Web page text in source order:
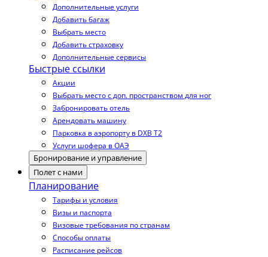
Дополнительные услуги
Добавить багаж
Выбрать место
Добавить страховку
Дополнительные сервисы
Быстрые ссылки
Акции
Выбрать место с доп. пространством для ног
Забронировать отель
Арендовать машину
Парковка в аэропорту в DXB T2
Услуги шофера в ОАЭ
Бронирование и управление
Полет с нами
Планирование
Тарифы и условия
Визы и паспорта
Визовые требования по странам
Способы оплаты
Расписание рейсов